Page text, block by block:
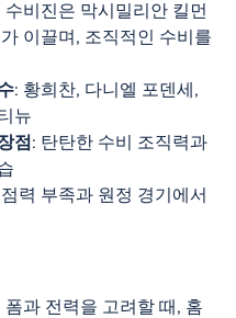
수비진은 막시밀리안 킬먼
이끌며, 조직적인 수비를
: 황희찬, 다니엘 포덴세,
뉴
점 : 탄탄한 수비 조직력과
력 부족과 원정 경기에서
폼과 전력을 고려할 때, 홈